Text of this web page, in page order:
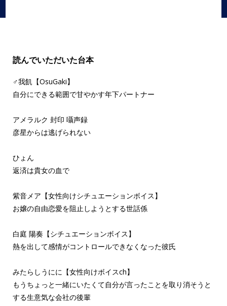
読んでいただいた台本
♂我飢【OsuGaki】
自分にできる範囲で甘やかす年下パートナー
アメラルク 封印 囁声録
彦星からは逃げられない
ひょん
返済は貴女の血で
紫音メア【女性向けシチュエーションボイス】
お嬢の自由恋愛を阻止しようとする世話係
白庭 陽奏【シチュエーションボイス】
熱を出して感情がコントロールできなくなった彼氏
みたらしうにに【女性向けボイスch】
もうちょっと一緒にいたくて自分が言ったことを取り消そうと
する生意気な会社の後輩